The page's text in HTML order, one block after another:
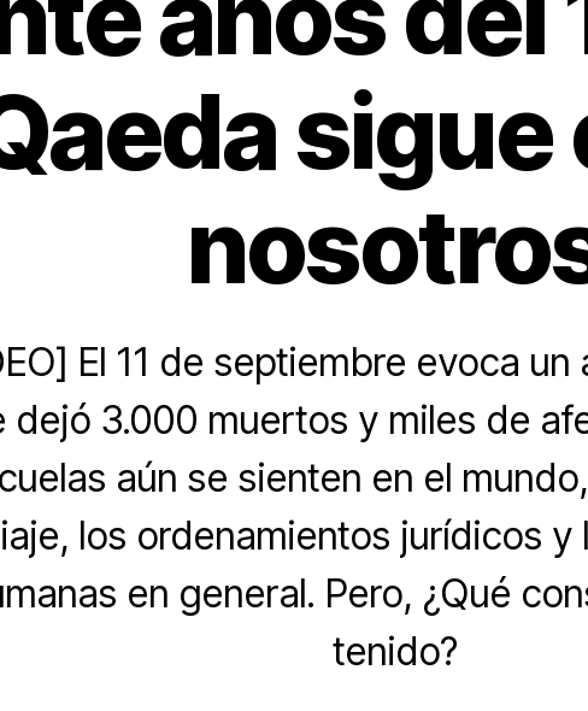
sigue
El 11 de septiembre evoca
dejó 3.000 muertos y miles de
aún se sienten en el
los ordenamientos jurídicos y
en general. Pero, ¿Qué
tenido?